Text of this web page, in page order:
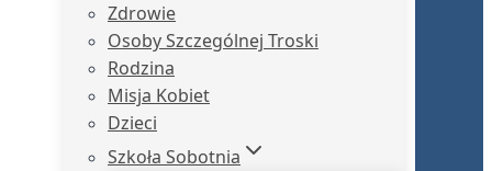
Zdrowie
Osoby Szczególnej Troski
Rodzina
Misja Kobiet
Dzieci
Szkoła Sobotnia